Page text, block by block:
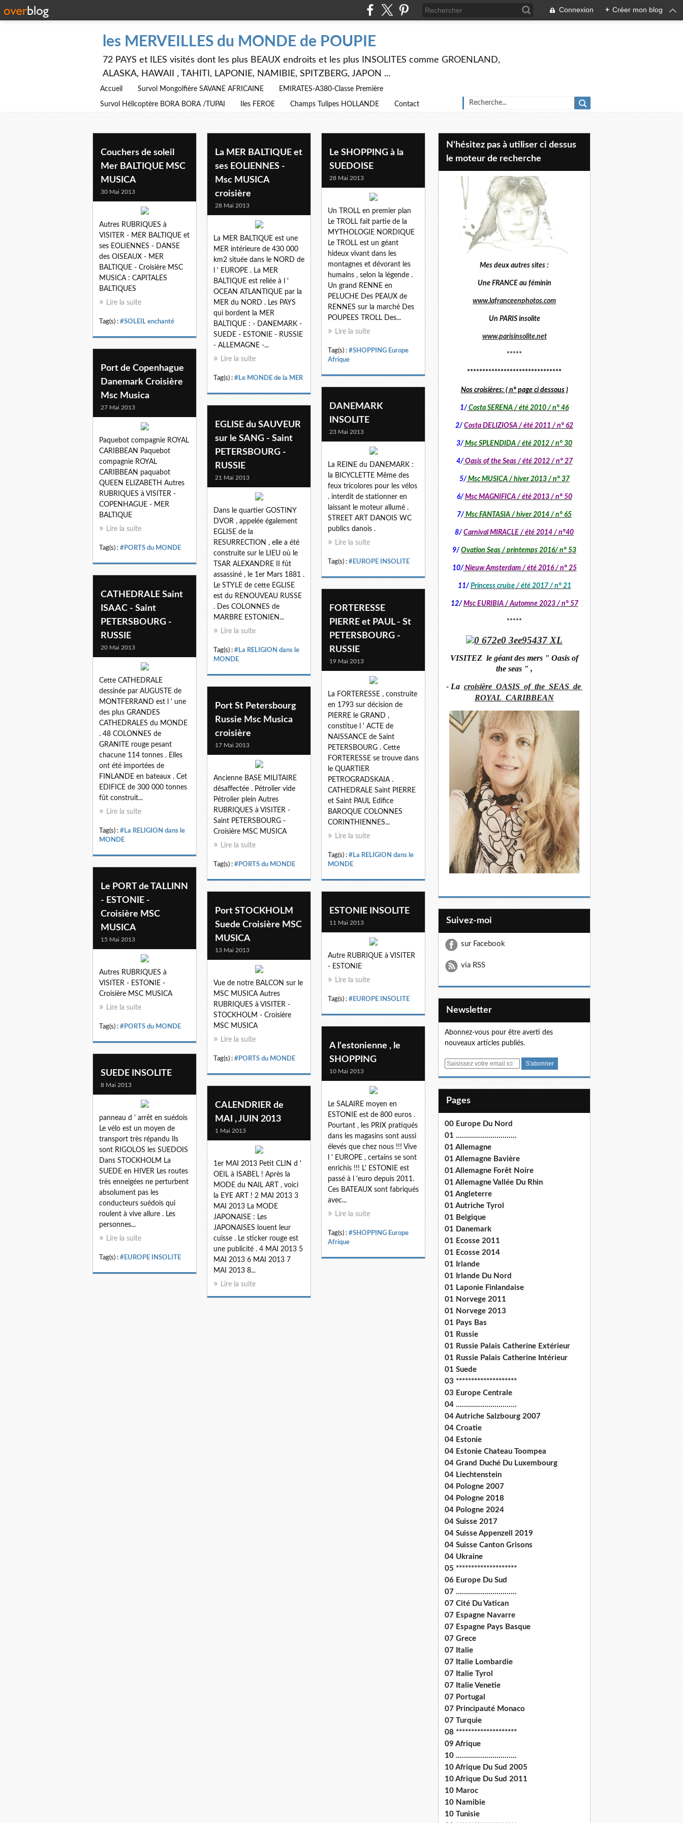
Connexion + Créer mon blog
les MERVEILLES du MONDE de POUPIE
72 PAYS et ILES visités dont les plus BEAUX endroits et les plus INSOLITES comme GROENLAND,
ALASKA, HAWAII , TAHITI, LAPONIE, NAMIBIE, SPITZBERG, JAPON ...
Accueil Survol Mongolfière SAVANE AFRICAINE EMIRATES-A380-Classe Première
Survol Hélicoptère BORA BORA /TUPAI Iles FEROE Champs Tulipes HOLLANDE Contact
Couchers de soleil
Mer BALTIQUE MSC
MUSICA
30 Mai 2013
Autres RUBRIQUES à
VISITER - MER BALTIQUE et
ses EOLIENNES - DANSE
des OISEAUX - MER
BALTIQUE - Croisière MSC
MUSICA : CAPITALES
BALTIQUES
Lire la suite
Tag(s) : #SOLEIL enchanté
La MER BALTIQUE et
ses EOLIENNES -
Msc MUSICA
croisière
28 Mai 2013
La MER BALTIQUE est une
MER intérieure de 430 000
km2 située dans le NORD de
l ' EUROPE . La MER
BALTIQUE est reliée à l '
OCEAN ATLANTIQUE par la
MER du NORD . Les PAYS
qui bordent la MER
BALTIQUE : - DANEMARK -
SUEDE - ESTONIE - RUSSIE
- ALLEMAGNE -...
Lire la suite
Tag(s) : #Le MONDE de la MER
Le SHOPPING à la
SUEDOISE
28 Mai 2013
Un TROLL en premier plan
Le TROLL fait partie de la
MYTHOLOGIE NORDIQUE
Le TROLL est un géant
hideux vivant dans les
montagnes et dévorant les
humains , selon la légende .
Un grand RENNE en
PELUCHE Des PEAUX de
RENNES sur la marché Des
POUPEES TROLL Des...
Lire la suite
Tag(s) : #SHOPPING Europe
Afrique
Port de Copenhague
Danemark Croisière
Msc Musica
27 Mai 2013
Paquebot compagnie ROYAL
CARIBBEAN Paquebot
compagnie ROYAL
CARIBBEAN paquabot
QUEEN ELIZABETH Autres
RUBRIQUES à VISITER -
COPENHAGUE - MER
BALTIQUE
Lire la suite
Tag(s) : #PORTS du MONDE
DANEMARK
INSOLITE
23 Mai 2013
La REINE du DANEMARK :
la BICYCLETTE Même des
feux tricolores pour les vélos
. interdit de stationner en
laissant le moteur allumé .
STREET ART DANOIS WC
publics danois .
Lire la suite
Tag(s) : #EUROPE INSOLITE
EGLISE du SAUVEUR
sur le SANG - Saint
PETERSBOURG -
RUSSIE
21 Mai 2013
Dans le quartier GOSTINY
DVOR , appelée également
EGLISE de la
RESURRECTION , elle a été
construite sur le LIEU où le
TSAR ALEXANDRE II fût
assassiné , le 1er Mars 1881 .
Le STYLE de cette EGLISE
est du RENOUVEAU RUSSE
. Des COLONNES de
MARBRE ESTONIEN...
Lire la suite
Tag(s) : #La RELIGION dans le
MONDE
CATHEDRALE Saint
ISAAC - Saint
PETERSBOURG -
RUSSIE
20 Mai 2013
Cette CATHEDRALE
dessinée par AUGUSTE de
MONTFERRAND est l ' une
des plus GRANDES
CATHEDRALES du MONDE
. 48 COLONNES de
GRANITE rouge pesant
chacune 114 tonnes . Elles
ont été importées de
FINLANDE en bateaux . Cet
EDIFICE de 300 000 tonnes
fût construit...
Lire la suite
Tag(s) : #La RELIGION dans le
MONDE
FORTERESSE
PIERRE et PAUL - St
PETERSBOURG -
RUSSIE
19 Mai 2013
La FORTERESSE , construite
en 1793 sur décision de
PIERRE le GRAND ,
constitue l ' ACTE de
NAISSANCE de Saint
PETERSBOURG . Cette
FORTERESSE se trouve dans
le QUARTIER
PETROGRADSKAIA .
CATHEDRALE Saint PIERRE
et Saint PAUL Edifice
BAROQUE COLONNES
CORINTHIENNES...
Lire la suite
Tag(s) : #La RELIGION dans le
MONDE
Port St Petersbourg
Russie Msc Musica
croisière
17 Mai 2013
Ancienne BASE MILITAIRE
désaffectée . Pétrolier vide
Pétrolier plein Autres
RUBRIQUES à VISITER -
Saint PETERSBOURG -
Croisière MSC MUSICA
Lire la suite
Tag(s) : #PORTS du MONDE
Le PORT de TALLINN
- ESTONIE -
Croisière MSC
MUSICA
15 Mai 2013
Autres RUBRIQUES à
VISITER - ESTONIE -
Croisière MSC MUSICA
Lire la suite
Tag(s) : #PORTS du MONDE
Port STOCKHOLM
Suede Croisière MSC
MUSICA
13 Mai 2013
Vue de notre BALCON sur le
MSC MUSICA Autres
RUBRIQUES à VISITER -
STOCKHOLM - Croisière
MSC MUSICA
Lire la suite
Tag(s) : #PORTS du MONDE
ESTONIE INSOLITE
11 Mai 2013
Autre RUBRIQUE à VISITER
- ESTONIE
Lire la suite
Tag(s) : #EUROPE INSOLITE
A l'estonienne , le
SHOPPING
10 Mai 2013
Le SALAIRE moyen en
ESTONIE est de 800 euros .
Pourtant , les PRIX pratiqués
dans les magasins sont aussi
élevés que chez nous !!! Vive
l ' EUROPE , certains se sont
enrichis !!! L' ESTONIE est
passé à l 'euro depuis 2011.
Ces BATEAUX sont fabriqués
avec...
Lire la suite
Tag(s) : #SHOPPING Europe
Afrique
SUEDE INSOLITE
8 Mai 2013
panneau d ' arrêt en suédois
Le vélo est un moyen de
transport très répandu Ils
sont RIGOLOS les SUEDOIS
Dans STOCKHOLM La
SUEDE en HIVER Les routes
très enneigées ne perturbent
absolument pas les
conducteurs suédois qui
roulent à vive allure . Les
personnes...
Lire la suite
Tag(s) : #EUROPE INSOLITE
CALENDRIER de
MAI , JUIN 2013
1 Mai 2013
1er MAI 2013 Petit CLIN d '
OEIL à ISABEL ! Après la
MODE du NAIL ART , voici
la EYE ART ! 2 MAI 2013 3
MAI 2013 La MODE
JAPONAISE : Les
JAPONAISES louent leur
cuisse . Le sticker rouge est
une publicité . 4 MAI 2013 5
MAI 2013 6 MAI 2013 7
MAI 2013 8...
Lire la suite
N'hésitez pas à utiliser ci dessus
le moteur de recherche
Mes deux autres sites :
Une FRANCE au féminin
www.lafranceenphotos.com
Un PARIS insolite
www.parisinsolite.net
*****
*******************************
Nos croisières: ( n° page ci dessous )
1/ Costa SERENA / été 2010 / n° 46
2/ Costa DELIZIOSA / été 2011 / n° 62
3/ Msc SPLENDIDA / été 2012 / n° 30
4/ Oasis of the Seas / été 2012 / n° 27
5/Msc MUSICA / hiver 2013 / n° 37
6/ Msc MAGNIFICA / été 2013 / n° 50
7/ Msc FANTASIA / hiver 2014 / n° 65
8/ Carnival MIRACLE / été 2014 / n°40
9/ Ovation Seas / printemps 2016/ n° 53
10/Nieuw Amsterdam / été 2016 / n° 25
11/ Princess cruise / été 2017 / n° 21
12/ Msc EURIBIA / Automne 2023 / n° 57
*****
VISITEZ le géant des mers " Oasis of
the seas " ,
- La croisière OASIS of the SEAS de
ROYAL CARIBBEAN
Suivez-moi
sur Facebook
via RSS
Newsletter
Abonnez-vous pour être averti des
nouveaux articles publiés.
E
Pages
00 Europe Du Nord
01 ..............................
01 Allemagne
01 Allemagne Bavière
01 Allemagne Forêt Noire
01 Allemagne Vallée Du Rhin
01 Angleterre
01 Autriche Tyrol
01 Belgique
01 Danemark
01 Ecosse 2011
01 Ecosse 2014
01 Irlande
01 Irlande Du Nord
01 Laponie Finlandaise
01 Norvege 2011
01 Norvege 2013
01 Pays Bas
01 Russie
01 Russie Palais Catherine Extérieur
01 Russie Palais Catherine Intérieur
01 Suede
03 ********************
03 Europe Centrale
04 ..............................
04 Autriche Salzbourg 2007
04 Croatie
04 Estonie
04 Estonie Chateau Toompea
04 Grand Duché Du Luxembourg
04 Liechtenstein
04 Pologne 2007
04 Pologne 2018
04 Pologne 2024
04 Suisse 2017
04 Suisse Appenzell 2019
04 Suisse Canton Grisons
04 Ukraine
05 ********************
06 Europe Du Sud
07 ..............................
07 Cité Du Vatican
07 Espagne Navarre
07 Espagne Pays Basque
07 Grece
07 Italie
07 Italie Lombardie
07 Italie Tyrol
07 Italie Venetie
07 Portugal
07 Principauté Monaco
07 Turquie
08 ********************
09 Afrique
10 ..............................
10 Afrique Du Sud 2005
10 Afrique Du Sud 2011
10 Maroc
10 Namibie
10 Tunisie